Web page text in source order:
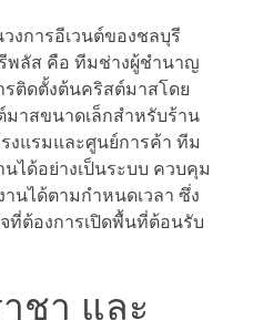
งการอีเวนต์ของชลบุรี
พลัส คือ ทีมช่างผู้ชำนาญ
ติดตั้งต้นคริสต์มาสโดย
มาสขนาดเล็กสำหรับร้าน
งแรมและศูนย์การค้า ทีม
ได้อย่างเป็นระบบ ควบคุม
นได้ตามกำหนดเวลา ซึ่ง
ที่ต้องการเปิดพื้นที่ต้อนรับ
ชา และ